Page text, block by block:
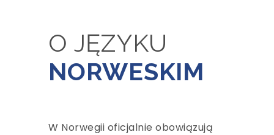
O JĘZYKU
NORWESKIM
W Norwegii oficjalnie obowiązują